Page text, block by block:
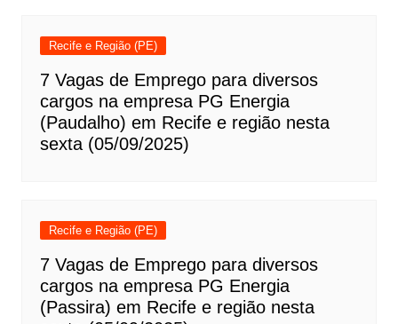
Recife e Região (PE)
7 Vagas de Emprego para diversos
cargos na empresa PG Energia
(Paudalho) em Recife e região nesta
sexta (05/09/2025)
Recife e Região (PE)
7 Vagas de Emprego para diversos
cargos na empresa PG Energia
(Passira) em Recife e região nesta